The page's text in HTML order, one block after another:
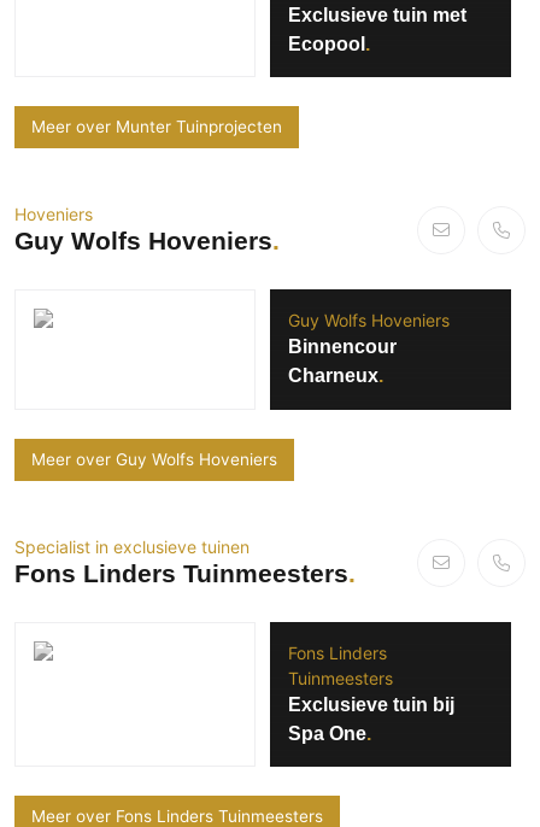
Exclusieve tuin met
Ecopool
Meer over Munter Tuinprojecten
Hoveniers
Guy Wolfs Hoveniers
Guy Wolfs Hoveniers
Binnencour
Charneux
Meer over Guy Wolfs Hoveniers
Specialist in exclusieve tuinen
Fons Linders Tuinmeesters
Fons Linders
Tuinmeesters
Exclusieve tuin bij
Spa One
Meer over Fons Linders Tuinmeesters